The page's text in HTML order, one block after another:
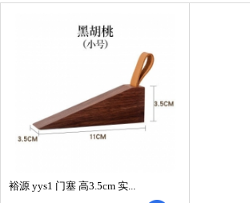
裕源 yys1 门塞 高3.5cm 实...